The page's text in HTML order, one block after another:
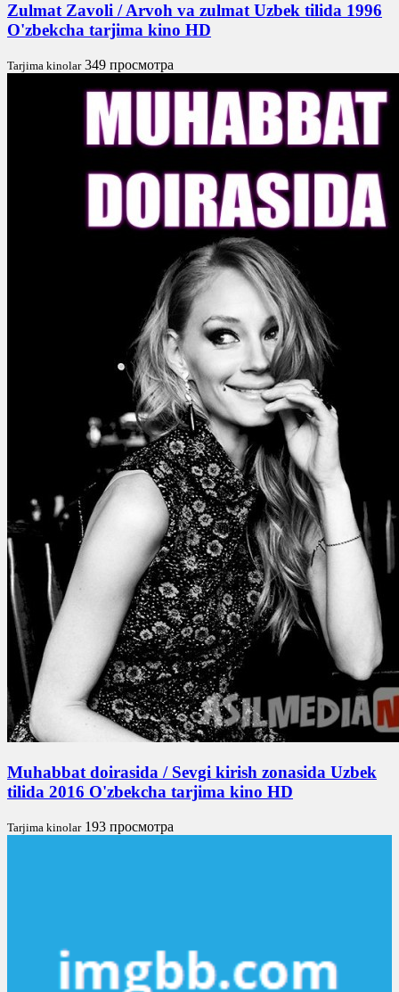
Zulmat Zavoli / Arvoh va zulmat Uzbek tilida 1996
O'zbekcha tarjima kino HD
Tarjima kinolar 349 просмотра
Muhabbat doirasida / Sevgi kirish zonasida Uzbek
tilida 2016 O'zbekcha tarjima kino HD
Tarjima kinolar 193 просмотра